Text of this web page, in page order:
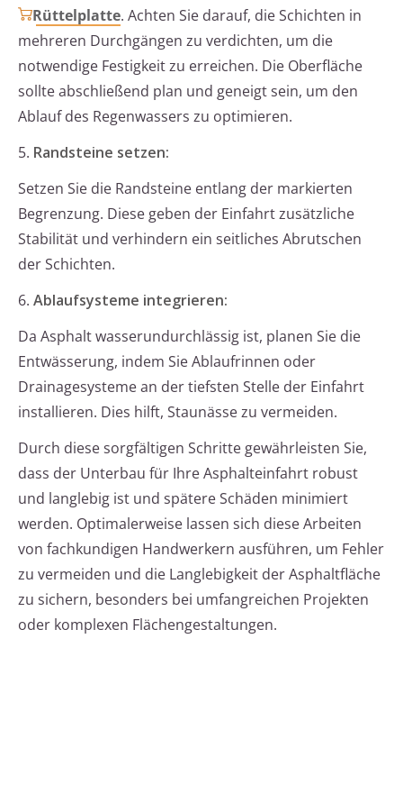
Rüttelplatte. Achten Sie darauf, die Schichten in
mehreren Durchgängen zu verdichten, um die
notwendige Festigkeit zu erreichen. Die Oberfläche
sollte abschließend plan und geneigt sein, um den
Ablauf des Regenwassers zu optimieren.
5. Randsteine setzen:
Setzen Sie die Randsteine entlang der markierten
Begrenzung. Diese geben der Einfahrt zusätzliche
Stabilität und verhindern ein seitliches Abrutschen
der Schichten.
6. Ablaufsysteme integrieren:
Da Asphalt wasserundurchlässig ist, planen Sie die
Entwässerung, indem Sie Ablaufrinnen oder
Drainagesysteme an der tiefsten Stelle der Einfahrt
installieren. Dies hilft, Staunässe zu vermeiden.
Durch diese sorgfältigen Schritte gewährleisten Sie,
dass der Unterbau für Ihre Asphalteinfahrt robust
und langlebig ist und spätere Schäden minimiert
werden. Optimalerweise lassen sich diese Arbeiten
von fachkundigen Handwerkern ausführen, um Fehler
zu vermeiden und die Langlebigkeit der Asphaltfläche
zu sichern, besonders bei umfangreichen Projekten
oder komplexen Flächengestaltungen.